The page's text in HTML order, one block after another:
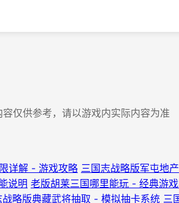
仅供参考，请以游戏内实际内容为准
详解 - 游戏攻略 三国志战略版军屯地
说明 老版胡莱三国哪里能玩 - 经典游
战略版典藏武将抽取 - 模拟抽卡系统 三